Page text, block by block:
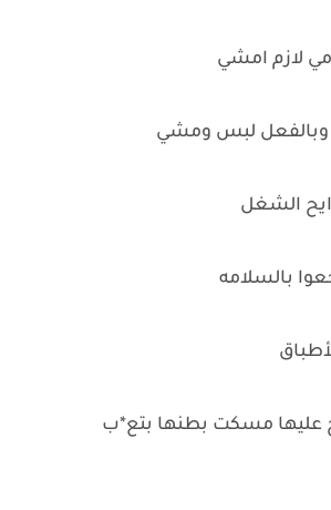
لازم امشي
وبالفعل لبس ومشي
الشغل
بالسلامه
عليها مسكت بطنها بتع*ب